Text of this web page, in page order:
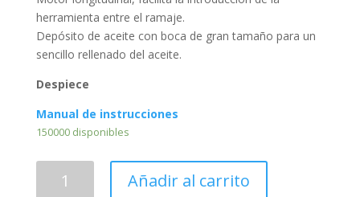
herramienta entre el ramaje.
Depósito de aceite con boca de gran tamaño para un
sencillo rellenado del aceite.
Despiece
Manual de instrucciones
150000 disponibles
UC4050AKX
Añadir al carrito